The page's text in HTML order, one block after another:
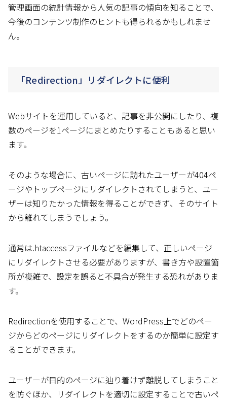
管理画面の統計情報から人気の記事の傾向を知ることで、
今後のコンテンツ制作のヒントも得られるかもしれませ
ん。
「Redirection」リダイレクトに便利
Webサイトを運用していると、記事を非公開にしたり、複
数のページを1ページにまとめたりすることもあると思い
ます。
そのような場合に、古いページに訪れたユーザーが404ペ
ージやトップページにリダイレクトされてしまうと、ユー
ザーは知りたかった情報を得ることができず、そのサイト
から離れてしまうでしょう。
通常は.htaccessファイルなどを編集して、正しいページ
にリダイレクトさせる必要がありますが、書き方や設置箇
所が複雑で、設定を誤ると不具合が発生する恐れがありま
す。
Redirectionを使用することで、WordPress上でどのペー
ジからどのページにリダイレクトをするのか簡単に設定す
ることができます。
ユーザーが目的のページに辿り着けず離脱してしまうこと
を防ぐほか、リダイレクトを適切に設定することで古いペ